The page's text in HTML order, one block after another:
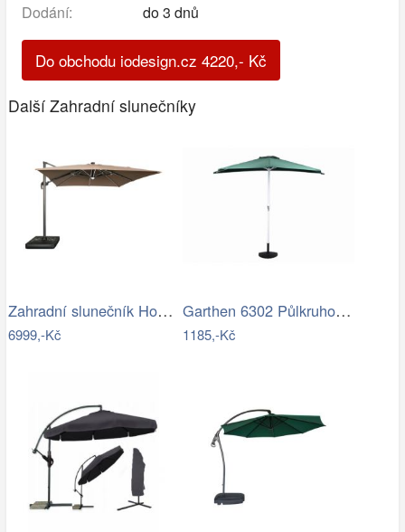
Dodání:
do 3 dnů
Do obchodu iodesign.cz 4220,- Kč
Další Zahradní slunečníky
Zahradní slunečník Houseland Vexon s…
6999,-Kč
Garthen 6302 Půlkruhový zahradní…
1185,-Kč